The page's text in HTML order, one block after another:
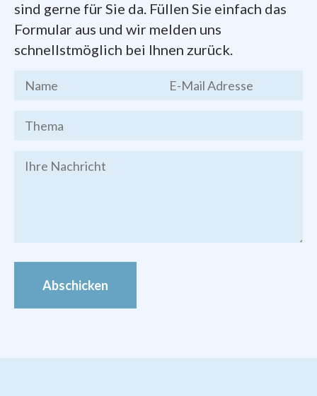
Dokumente zum Gründungsprozess der
Pfarreifinden Sie hier zum Herunterladen:
Kernthesen des Chemnitzer
Stadtgesprächs, Endfassung vom 19.
Brief des Bischofs Heinrich
Festschrift
sind gerne für Sie da. Füllen Sie einfach das
Formular aus und wir melden uns
schnellstmöglich bei Ihnen zurück.
Abschicken